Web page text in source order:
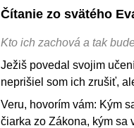
Čítanie zo svätého
Kto ich zachová a tak
Ježiš povedal svojim
neprišiel som ich zrušiť,
Veru, hovorím vám: Kým
čiarka zo Zákona, kým sa